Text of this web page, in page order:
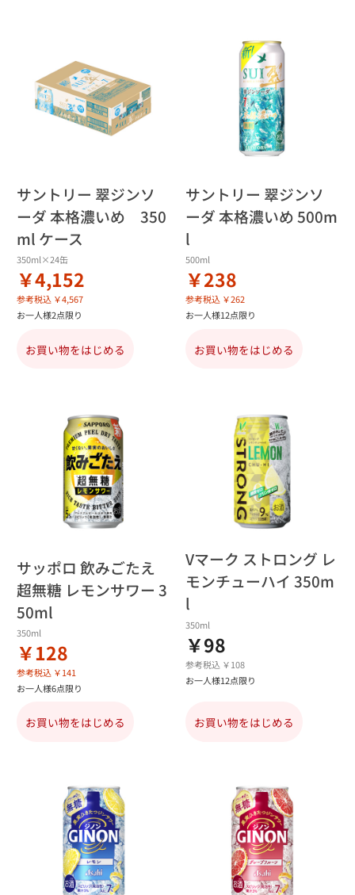
サントリー 翠ジンソ
ーダ 本格濃いめ 350
ml ケース
350ml×24缶
￥4,152
参考税込 ￥4,567
お一人様2点限り
お買い物をはじめる
サントリー 翠ジンソ
ーダ 本格濃いめ 500m
l
500ml
￥238
参考税込 ￥262
お一人様12点限り
お買い物をはじめる
サッポロ 飲みごたえ
超無糖 レモンサワー 3
50ml
350ml
￥128
参考税込 ￥141
お一人様6点限り
お買い物をはじめる
Vマーク ストロング レ
モンチューハイ 350m
l
350ml
￥98
参考税込 ￥108
お一人様12点限り
お買い物をはじめる